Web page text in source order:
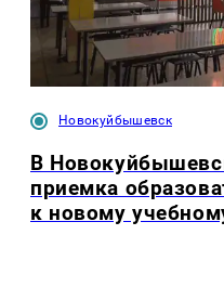
Новокуйбышевск
В
приемка
к новому